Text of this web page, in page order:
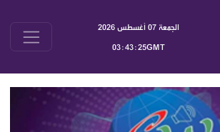
الجمعة 07 أغسطس 2026
03:43:26GMT